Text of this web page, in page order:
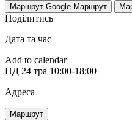
Маршрут Google Маршрут
Поділитись
Дата та час
Add to calendar
НД 24 тра 10:00-18:00
Адреса
Маршрут